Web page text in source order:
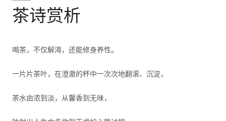
茶诗赏析
喝茶，不仅解渴，还能修身养性。
一片片茶叶，在澄澈的杯中一次次地翻滚、沉淀，
茶水由浓到淡，从馨香到无味，